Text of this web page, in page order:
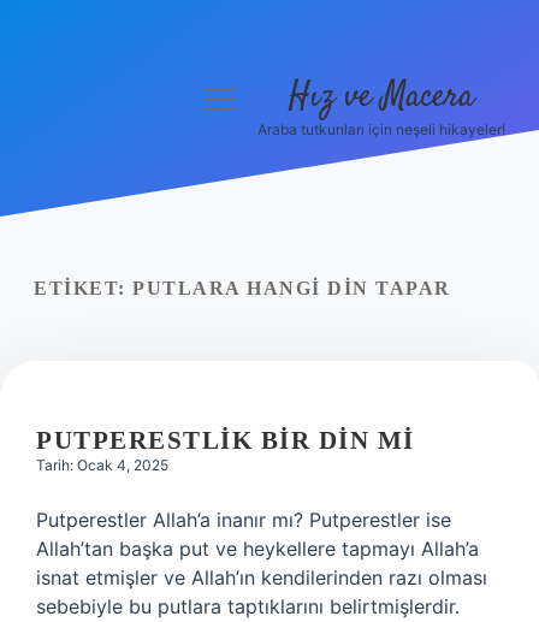
Yasal Uyarı
menüyü
Hız ve Macera
Araba tutkunları için neşeli hikayeler!
ETIKET: PUTLARA HANGI DIN TAPAR
PUTPERESTLIK BIR DIN MI
Tarih: Ocak 4, 2025
Putperestler Allah’a inanır mı? Putperestler ise
Allah’tan başka put ve heykellere tapmayı Allah’a
isnat etmişler ve Allah’ın kendilerinden razı olması
sebebiyle bu putlara taptıklarını belirtmişlerdir.